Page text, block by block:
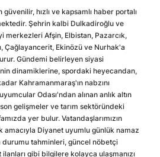
hızlı ve kapsamlı haber portalı
Şehrin kalbi Dulkadiroğlu ve
merkezleri Afşin, Elbistan, Pazarcık,
Çağlayancerit, Ekinözü ve Nurhak'a
Gündemi belirleyen siyasi
dinamiklerine, spordaki heyecandan,
Kahramanmaraş'ın nabzını
Odası'ndan alınan anlık altın
gelişmeler ve tarım sektöründeki
yer bulur. Vatandaşlarımızın
amacıyla Diyanet uyumlu günlük namaz
durumu tahminleri, güncel nöbetçi
gibi bilgilere kolayca ulaşmanızı